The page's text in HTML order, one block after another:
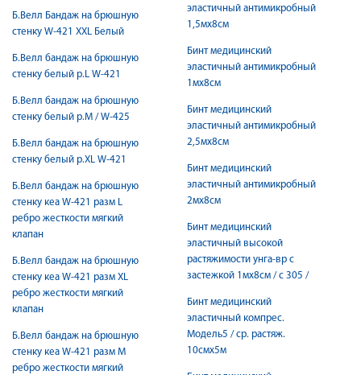
Б.Велл Бандаж на брюшную
стенку W-421 XXL Белый
Б.Велл бандаж на брюшную
стенку белый р.L W-421
Б.Велл бандаж на брюшную
стенку белый р.M / W-425
Б.Велл бандаж на брюшную
стенку белый р.XL W-421
Б.Велл бандаж на брюшную
стенку кеа W-421 разм L
ребро жесткости мягкий
клапан
Б.Велл бандаж на брюшную
стенку кеа W-421 разм XL
ребро жесткости мягкий
клапан
Б.Велл бандаж на брюшную
стенку кеа W-421 разм М
ребро жесткости мягкий
эластичный антимикробный
1,5мх8см
Бинт медицинский
эластичный антимикробный
1мх8см
Бинт медицинский
эластичный антимикробный
2,5мх8см
Бинт медицинский
эластичный антимикробный
2мх8см
Бинт медицинский
эластичный высокой
растяжимости унга-вр с
застежкой 1мx8см / с 305 /
Бинт медицинский
эластичный компрес.
Модель5 / ср. растяж.
10смх5м